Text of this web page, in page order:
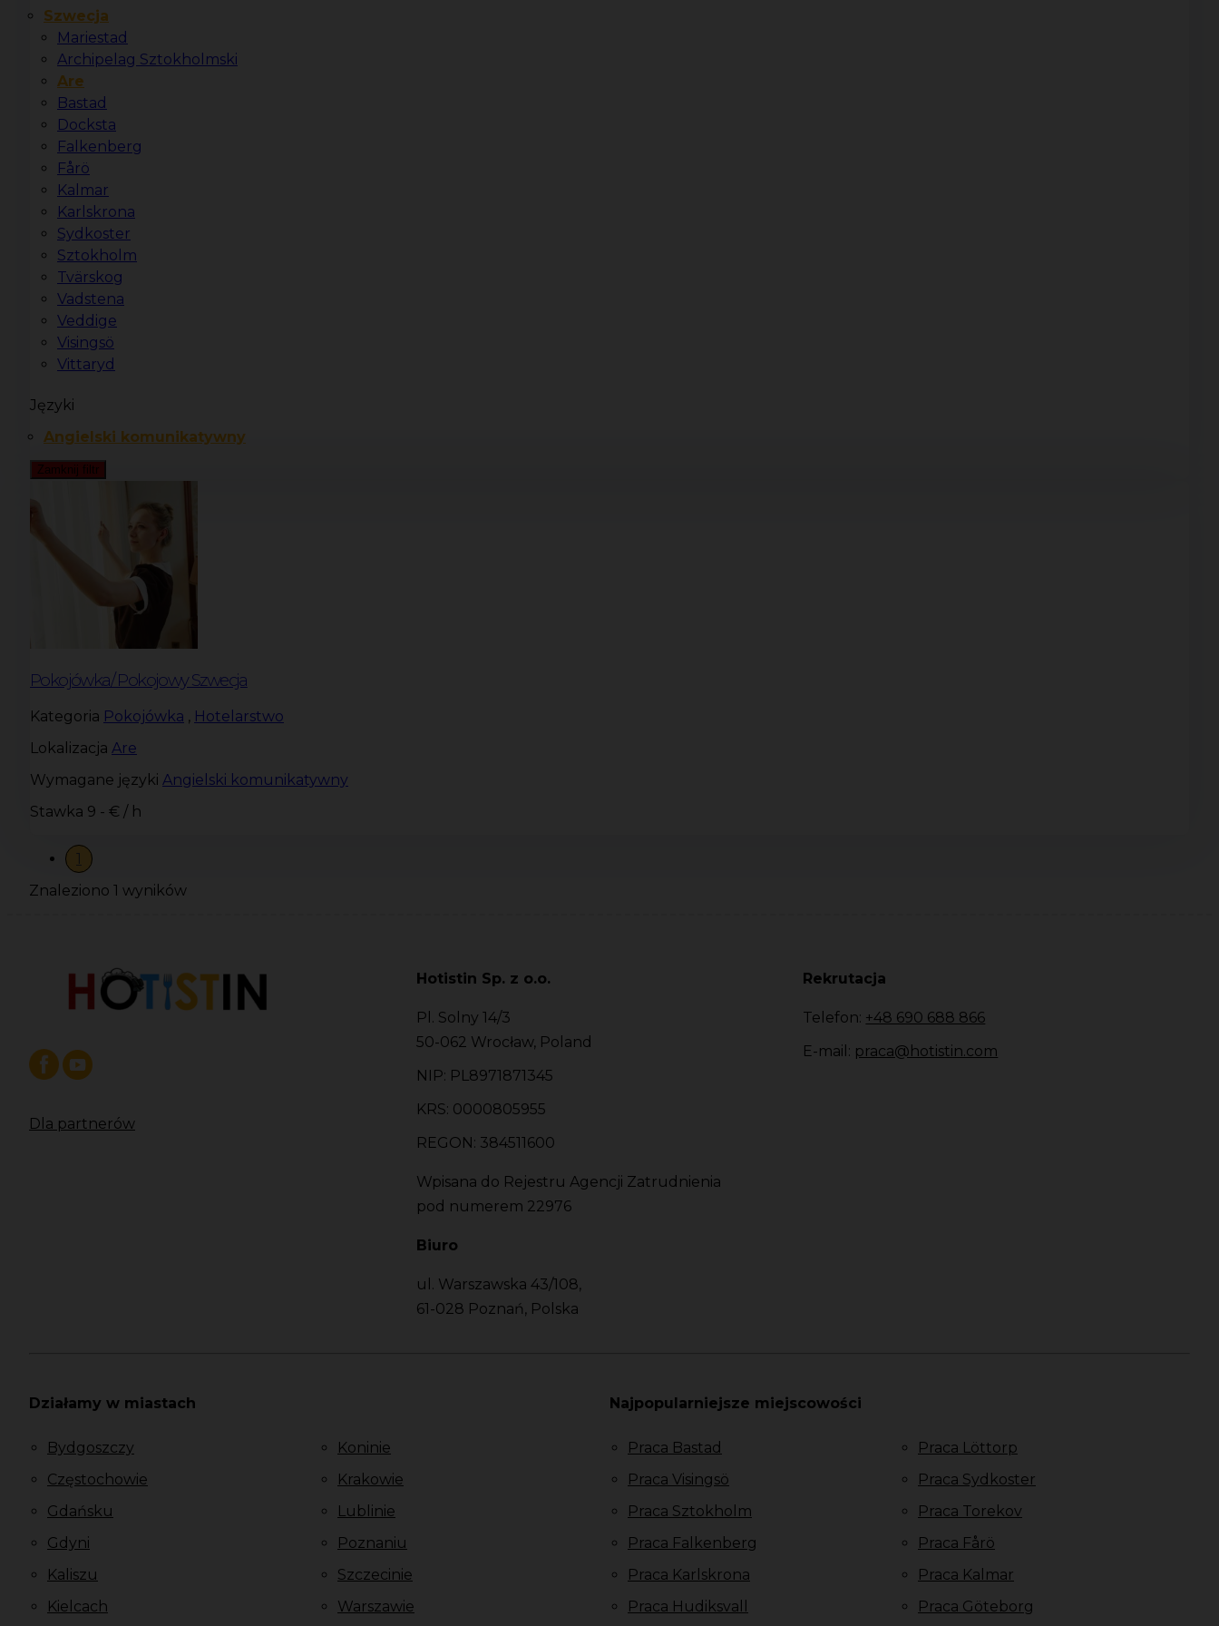
Szwecja
Mariestad
Archipelag Sztokholmski
Are
Bastad
Docksta
Falkenberg
Fårö
Kalmar
Karlskrona
Sydkoster
Sztokholm
Tvärskog
Vadstena
Veddige
Visingsö
Vittaryd
Języki
Angielski komunikatywny
Zamknij filtr
Pokojówka/ Pokojowy Szwecja
Kategoria Pokojówka , Hotelarstwo
Lokalizacja Are
Wymagane języki Angielski komunikatywny
Stawka 9 - € / h
1
Znaleziono 1 wyników
Dla partnerów
Hotistin Sp. z o.o.
Pl. Solny 14/3
50-062 Wrocław, Poland
NIP: PL8971871345
KRS: 0000805955
REGON: 384511600
Wpisana do Rejestru Agencji Zatrudnienia
pod numerem 22976
Biuro
ul. Warszawska 43/108,
61-028 Poznań, Polska
Rekrutacja
Telefon: +48 690 688 866
E-mail: praca@hotistin.com
Działamy w miastach
Bydgoszczy
Częstochowie
Gdańsku
Gdyni
Kaliszu
Kielcach
Koninie
Krakowie
Lublinie
Poznaniu
Szczecinie
Warszawie
Najpopularniejsze miejscowości
Praca Bastad
Praca Visingsö
Praca Sztokholm
Praca Falkenberg
Praca Karlskrona
Praca Hudiksvall
Praca Löttorp
Praca Sydkoster
Praca Torekov
Praca Fårö
Praca Kalmar
Praca Göteborg